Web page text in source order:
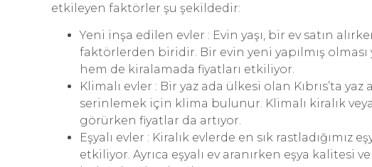
etkileyen faktörler şu şekildedir:
Yeni inşa edilen evler : Evin yaşı, bir ev satın
faktörlerden biridir. Bir evin yeni yapılmış olması
hem de kiralamada fiyatları etkiliyor.
Klimalı evler : Bir yaz ada ülkesi olan Kıbrıs’ta
serinlemek için klima bulunur. Klimalı kiralık
görürken fiyatlar da artıyor.
Eşyalı evler : Kiralık evlerde en sık rastladığımız
etkiliyor. Ayrıca eşyalı ev aranırken eşya kalitesi